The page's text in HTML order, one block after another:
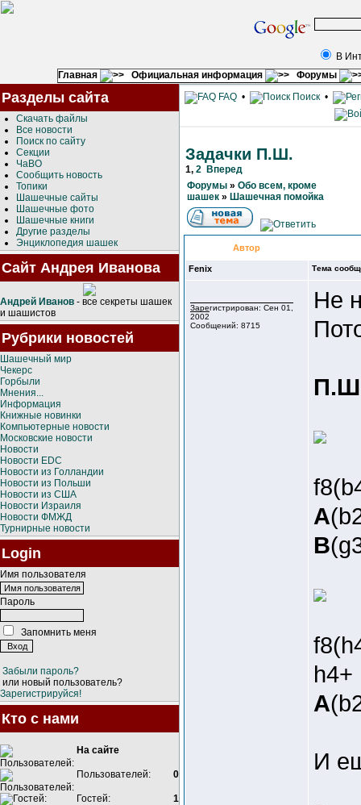
В
Главная
Официальная информация Форумы
Разделы сайта
Скачать файлы
Все новости
Поиск по сайту
Секции
ЧаВО
Сообщить новость
Топики
Шашечные сайты
Шашечные фото
Шашечные книги
Другие разделы
Энциклопедия шашек
Сайт Андрея Иванова
Андрей Иванов - все секреты шашек
и шашистов
Рубрики новостей
Шашечный мир
Чекерс
Горбыли
Мнения...
Информация
Книжные новинки
Компьютерные новости
Московские новости
Новости
Новости EDC
Новости из Голландии
Новости из Польши
Новости из США
Новости Израиля
Новости ФМЖД
Турнирные новости
Login
Имя пользователя
Пароль
Запомнить меня
Забыли пароль?
или новый пользователь?
Зарегистрируйся!
Кто с нами
На сайте
Пользователей: 0
Гостей:
1
FAQ • Поиск •
Задачки П.Ш.
1, 2 Вперед
Форумы » Обо всем, кроме
шашек » Шашечная помойка
Автор
Fenix Тема
Зарегистрирован: Сен 01,
2002
Сообщений: 8715
Не
A
B
h4+
A
И